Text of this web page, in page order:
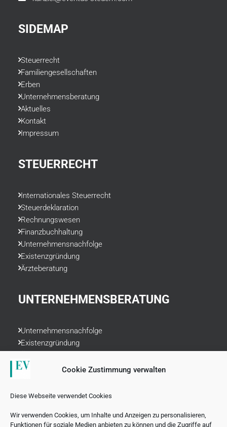
Cookie Zustimmung verwalten
Diese Webseite verwendet Cookies
Wir verwenden Cookies, um Inhalte und Anzeigen zu personalisieren,
Funktionen für soziale Medien anbieten zu können und die Zugriffe auf
SIDEMAP
Steuerrecht
Familiengesellschaften
Erben
Unternehmensberatung
Aktuelles
Kontakt
Impressum
STEUERRECHT
Internationales Steuerrecht
Steuerdeklaration
Rechnungswesen
Finanzbuchhaltung
Unternehmensnachfolge
Existenzgründung
Ärzteberatung
UNTERNEHMENSBERATUNG
Unternehmensnachfolge
Existenzgründung
Liquiditätsplanung
Datenschutzrecht